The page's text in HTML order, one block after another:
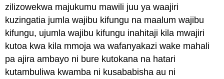
zilizowekwa majukumu mawili juu ya waajiri
kuzingatia jumla wajibu kifungu na maalum wajibu
kifungu, ujumla wajibu kifungu inahitaji kila mwajiri
kutoa kwa kila mmoja wa wafanyakazi wake mahali
pa ajira ambayo ni bure kutokana na hatari
kutambuliwa kwamba ni kusababisha au ni